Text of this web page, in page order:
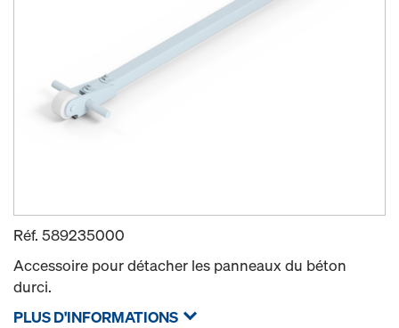
Réf. 589235000
Accessoire pour détacher les panneaux du béton
durci.
PLUS D'INFORMATIONS